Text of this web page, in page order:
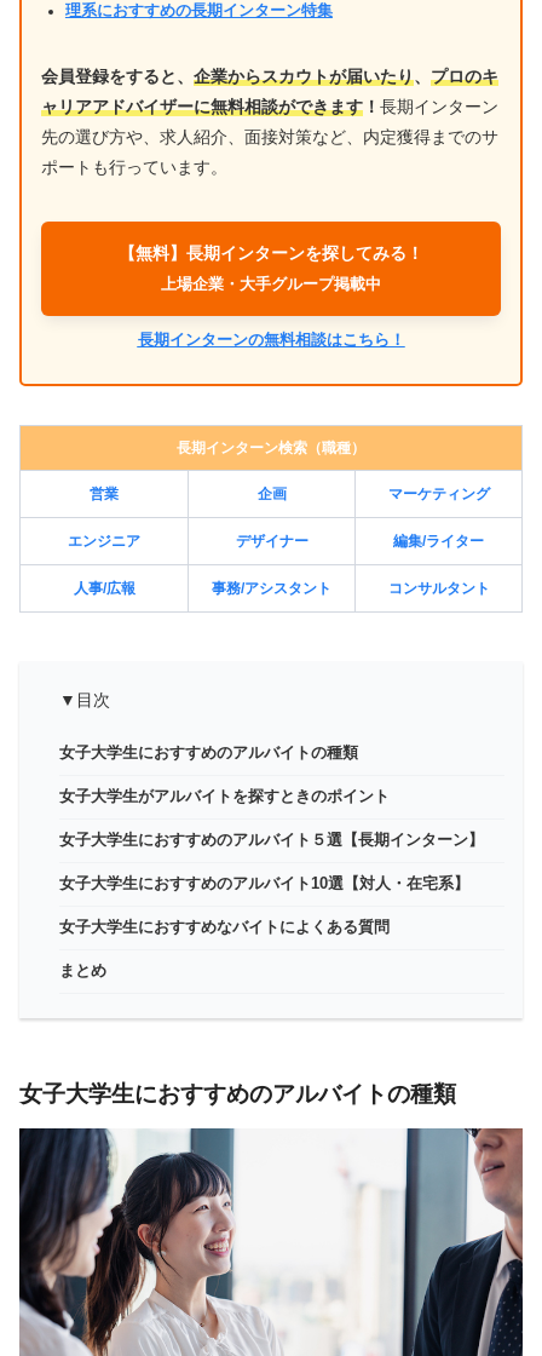
理系におすすめの長期インターン特集
会員登録をすると、 企業からスカウトが届いたり、 プロのキ
ャリアアドバイザーに無料相談ができます ！ 長期インターン
先の選び方や、求人紹介、面接対策など、内定獲得までのサ
ポートも行っています。
【無料】長期インターンを探してみる！
上場企業・大手グループ掲載中
長期インターンの無料相談はこちら！
長期インターン検索（職種）
営業 企画 マーケティング
エンジニア デザイナー 編集/ライター
人事/広報 事務/アシスタント コンサルタント
▼目次
女子大学生におすすめのアルバイトの種類
女子大学生がアルバイトを探すときのポイント
女子大学生におすすめのアルバイト５選【長期インターン】
女子大学生におすすめのアルバイト10選【対人・在宅系】
女子大学生におすすめなバイトによくある質問
まとめ
女子大学生におすすめのアルバイトの種類